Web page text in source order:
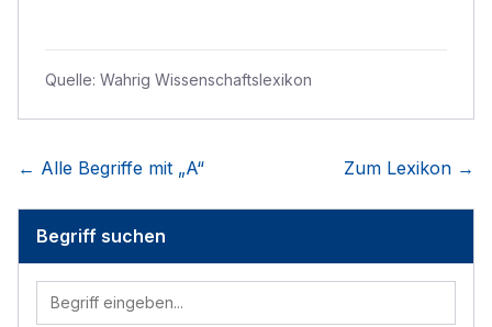
Quelle: Wahrig Wissenschaftslexikon
← Alle Begriffe mit „A“ Zum Lexikon →
Begriff suchen